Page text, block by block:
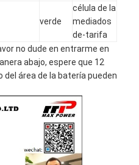
verde
célula de la
mediados
de-tarifa
no dude en entrarme en
abajo, espere que 12
área de la batería pueden